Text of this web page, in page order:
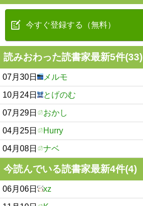
今すぐ登録する（無料）
読みおわった読書家最新5件(33)
07月30日 メルモ
10月24日 とげのむ
07月29日 おかし
04月25日 Hurry
04月08日 ナベ
今読んでいる読書家最新4件(4)
06月06日 xz